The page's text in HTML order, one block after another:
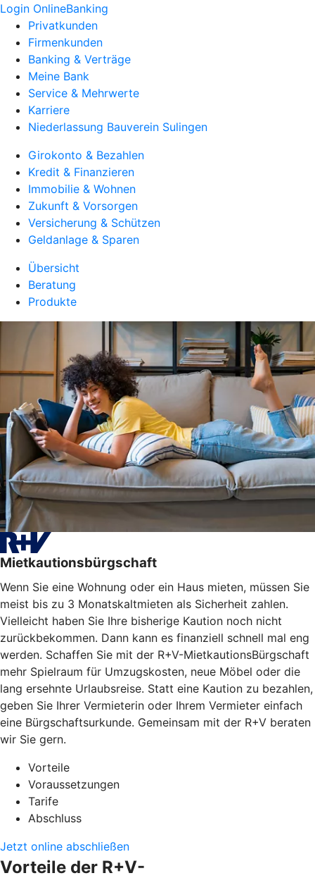
Login OnlineBanking
Privatkunden
Firmenkunden
Banking & Verträge
Meine Bank
Service & Mehrwerte
Karriere
Niederlassung Bauverein Sulingen
Girokonto & Bezahlen
Kredit & Finanzieren
Immobilie & Wohnen
Zukunft & Vorsorgen
Versicherung & Schützen
Geldanlage & Sparen
Übersicht
Beratung
Produkte
Mietkautionsbürgschaft
Wenn Sie eine Wohnung oder ein Haus mieten, müssen Sie
meist bis zu 3 Monatskaltmieten als Sicherheit zahlen.
Vielleicht haben Sie Ihre bisherige Kaution noch nicht
zurückbekommen. Dann kann es finanziell schnell mal eng
werden. Schaffen Sie mit der R+V-MietkautionsBürgschaft
mehr Spielraum für Umzugskosten, neue Möbel oder die
lang ersehnte Urlaubsreise. Statt eine Kaution zu bezahlen,
geben Sie Ihrer Vermieterin oder Ihrem Vermieter einfach
eine Bürgschaftsurkunde. Gemeinsam mit der R+V beraten
wir Sie gern.
Vorteile
Voraussetzungen
Tarife
Abschluss
Jetzt online abschließen
Vorteile der R+V-